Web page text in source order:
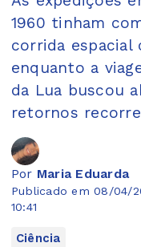
1960 tinham
corrida espacial
enquanto a
da Lua buscou
retornos
Por Maria Eduarda
Publicado em 08/04/
10:41
Ciência